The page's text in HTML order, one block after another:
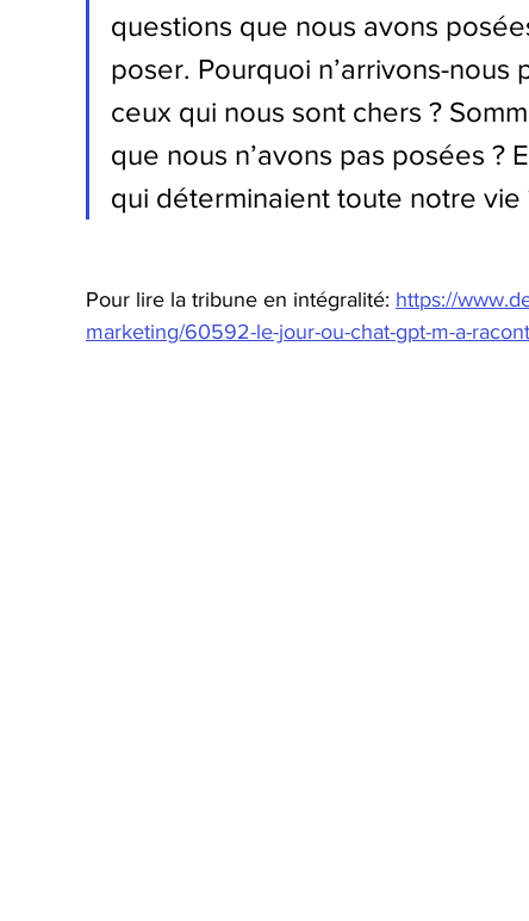
questions que nous avons
poser. Pourquoi n’arrivons-
ceux qui nous sont chers ?
que nous n’avons pas posées ?
qui déterminaient toute notre vie
Pour lire la tribune en intégralité: https://
marketing/60592-le-jour-ou-chat-gpt-m-a-